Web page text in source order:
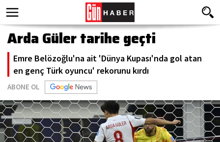
Arda Güler tarihe geçti
Emre Belözoğlu'na ait 'Dünya Kupası'nda gol atan
en genç Türk oyuncu' rekorunu kırdı
ABONE OL